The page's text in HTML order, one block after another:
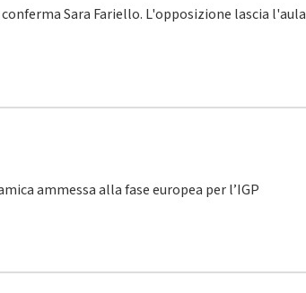
Sara Fariello. L'opposizione lascia l'aula
ammessa alla fase europea per l’IGP